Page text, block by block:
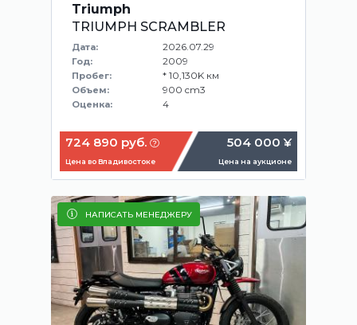
Triumph
TRIUMPH SCRAMBLER
Дата: 2026.07.29
Год: 2009
Пробег: * 10,130K км
Объем: 900 cm3
Оценка: 4
724 890 руб.
Цена во Владивостоке
504 000 ¥
Цена на аукционе
НАПИСАТЬ МЕНЕДЖЕРУ